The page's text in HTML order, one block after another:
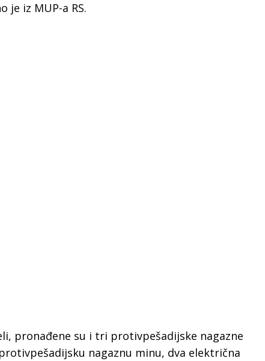
je iz MUP-a RS.
pronađene su i tri protivpešadijske nagazne
nagaznu minu, dva električna